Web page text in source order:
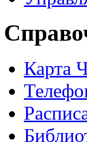
Карта